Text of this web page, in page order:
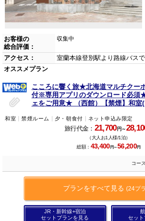
お客様の
総合評価：
収集中
アクセス：
室蘭本線登別駅より路線バス
オススメプラン
こころに響く旅★北海道マルチクー
付※専用アプリのダウンロード必須
ェをご用意★ （西館）【禁煙】和室
和室 禁煙ルーム 夕・朝食付 ネット申込み限定
旅行代金： 21,700円～
（大人お1人様/1泊）
総額： 43,400円～56,200円
コー
プランをすべて見る (24プ
JR・新幹線+宿泊
セットプランを見る
セッ